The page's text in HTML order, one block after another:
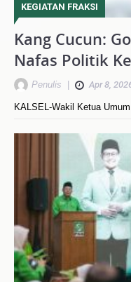
KEGIATAN FRAKSI
Kang Cucun:
Nafas Politik
Penulis Apr 8,
KALSEL-Wakil Ketua